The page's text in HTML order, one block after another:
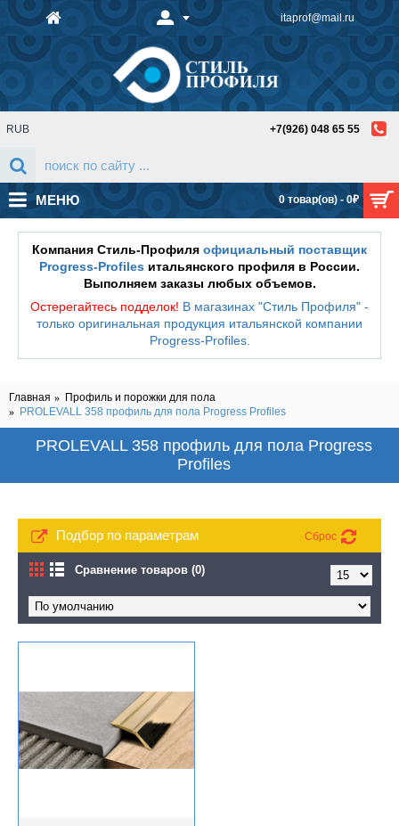
itaprof@mail.ru
0 товар(ов) - 0₽
RUB +7(926) 048 65 55
МЕНЮ
Компания Стиль-Профиля официальный поставщик
Progress-Profiles итальянского профиля в России.
Выполняем заказы любых объемов.
Остерегайтесь подделок! В магазинах "Стиль Профиля" -
только оригинальная продукция итальянской компании
Progress-Profiles.
Главная
Профиль и порожки для пола
PROLEVALL 358 профиль для пола Progress Profiles
PROLEVALL 358 профиль для пола Progress
Profiles
Подбор по параметрам Сброс
Сравнение товаров (0)